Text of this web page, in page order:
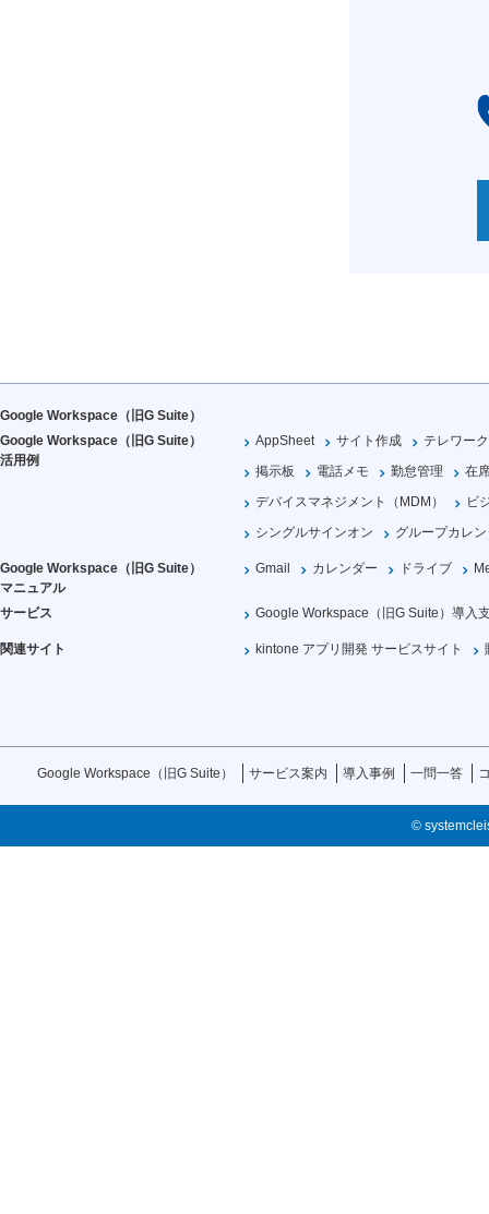
Google Workspace（旧G Suite）
Google Workspace（旧G Suite）
活用例
AppSheet サイト作成
テレワーク
掲示板
電話メモ 勤怠管理
在
デバイスマネジメント（MDM）
ビ
シングルサインオン
グループカレ
Google Workspace（旧G Suite）
マニュアル
Gmail カレンダー ドライブ
サービス Google Workspace（旧G Suite）導入
関連サイト kintone アプリ開発 サービスサイト
Google Workspace（旧G Suite） サービス案内 導入事例 一問一答
©